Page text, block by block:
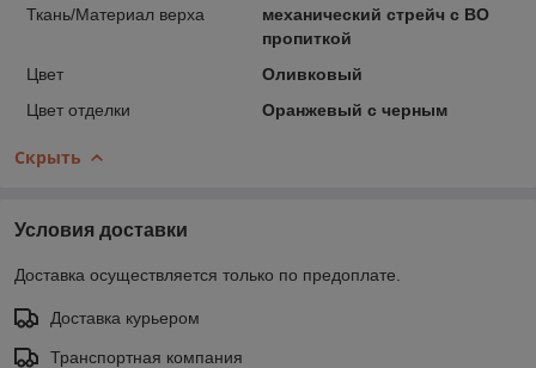
Ткань/Материал верха
механический стрейч с ВО
пропиткой
Цвет
Оливковый
Цвет отделки
Оранжевый с черным
Скрыть
Условия доставки
Доставка осуществляется только по предоплате.
Доставка курьером
Транспортная компания